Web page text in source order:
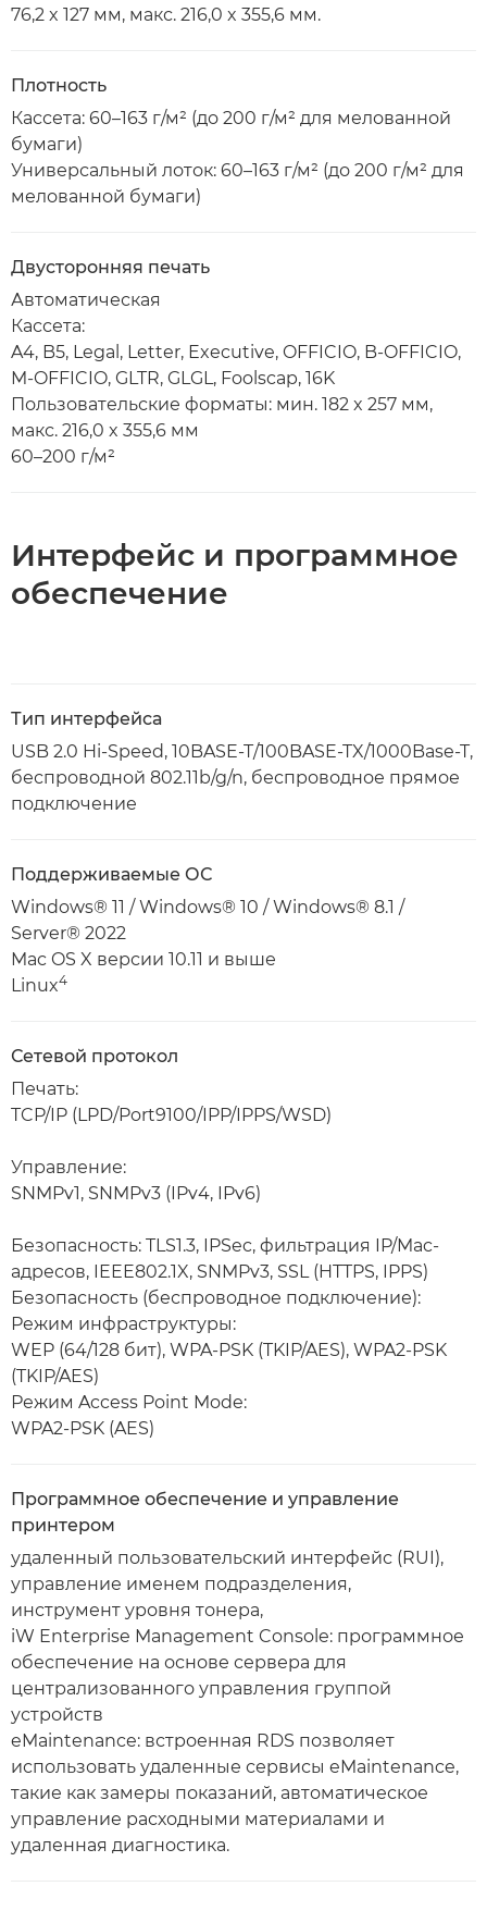
76,2 x 127 мм, макс. 216,0 x 355,6 мм.
Плотность
Кассета: 60–163 г/м² (до 200 г/м² для мелованной
бумаги)
Универсальный лоток: 60–163 г/м² (до 200 г/м² для
мелованной бумаги)
Двусторонняя печать
Автоматическая
Кассета:
A4, B5, Legal, Letter, Executive, OFFICIO, B-OFFICIO,
M-OFFICIO, GLTR, GLGL, Foolscap, 16K
Пользовательские форматы: мин. 182 x 257 мм,
макс. 216,0 x 355,6 мм
60–200 г/м²
Интерфейс и программное
обеспечение
Тип интерфейса
USB 2.0 Hi-Speed, 10BASE-T/100BASE-TX/1000Base-T,
беспроводной 802.11b/g/n, беспроводное прямое
подключение
Поддерживаемые ОС
Windows® 11 / Windows® 10 / Windows® 8.1 /
Server® 2022
Mac OS X версии 10.11 и выше
Linux4
Сетевой протокол
Печать:
TCP/IP (LPD/Port9100/IPP/IPPS/WSD)
Управление:
SNMPv1, SNMPv3 (IPv4, IPv6)
Безопасность: TLS1.3, IPSec, фильтрация IP/Mac-
адресов, IEEE802.1X, SNMPv3, SSL (HTTPS, IPPS)
Безопасность (беспроводное подключение):
Режим инфраструктуры:
WEP (64/128 бит), WPA-PSK (TKIP/AES), WPA2-PSK
(TKIP/AES)
Режим Access Point Mode:
WPA2-PSK (AES)
Программное обеспечение и управление
принтером
удаленный пользовательский интерфейс (RUI),
управление именем подразделения,
инструмент уровня тонера,
iW Enterprise Management Console: программное
обеспечение на основе сервера для
централизованного управления группой
устройств
eMaintenance: встроенная RDS позволяет
использовать удаленные сервисы eMaintenance,
такие как замеры показаний, автоматическое
управление расходными материалами и
удаленная диагностика.